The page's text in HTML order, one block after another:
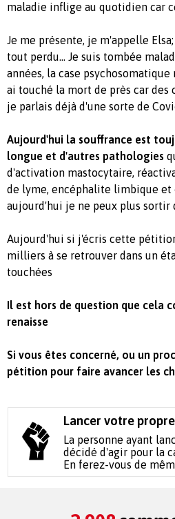
maladie inflige au quotidien car
Je me présente, je m'appelle
tout perdu... Je suis tombée
années, la case
ai touché la mort de près car
je parlais déjà d'une sorte de
Aujourd'hui la souffrance est
longue et d'autres pathologies
d'activation mastocytaire,
de lyme, encéphalite limbique et
aujourd'hui je ne peux plus sortir
Aujourd'hui si j'écris cette
milliers à se retrouver dans un
touchées
Il est hors de question que cela
renaisse
Si vous êtes concerné, ou un
pétition pour faire avancer les
Lancer votre
La personne ayant
décidé d'agir pour la
En ferez-vous de